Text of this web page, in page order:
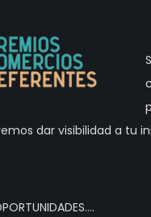
dar visibilidad a tu